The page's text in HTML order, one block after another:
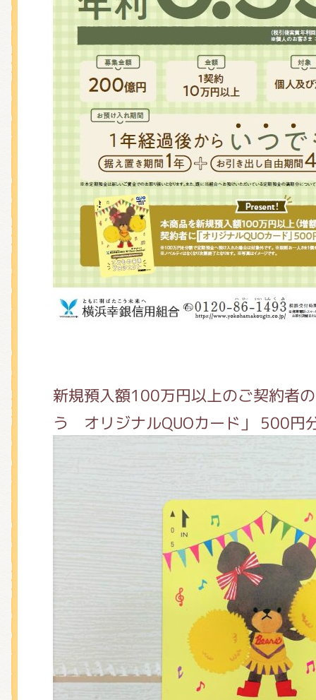
新規預入額100万円以上のご契約者
う オリジナルQUOカード」 500円